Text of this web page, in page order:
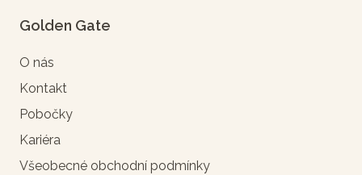
Golden Gate
O nás
Kontakt
Pobočky
Kariéra
Všeobecné obchodní podmínky